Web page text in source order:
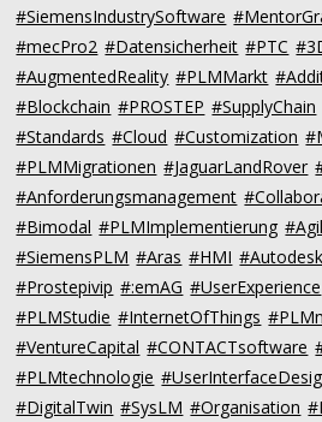
#SiemensIndustrySoftware
#mecPro2 #Datensicherheit #PTC
#AugmentedReality #PLMMarkt
#Blockchain #PROSTEP #SupplyChain
#Standards #Cloud #Customization
#PLMMigrationen #JaguarLandRover
#Anforderungsmanagement
#Bimodal #PLMImplementierung
#SiemensPLM #Aras #HMI #Autodesk
#Prostepivip #:emAG #UserExperience
#PLMStudie #InternetOfThings
#VentureCapital #CONTACTsoftware
#PLMtechnologie
#DigitalTwin #SysLM #Organisation